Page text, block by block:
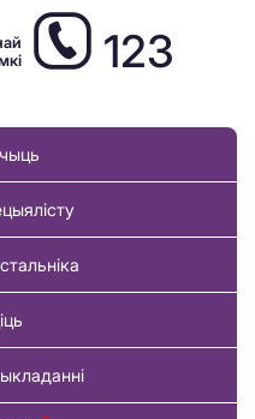
123